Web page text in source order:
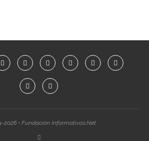
2026 • Fundación Informativos.Net